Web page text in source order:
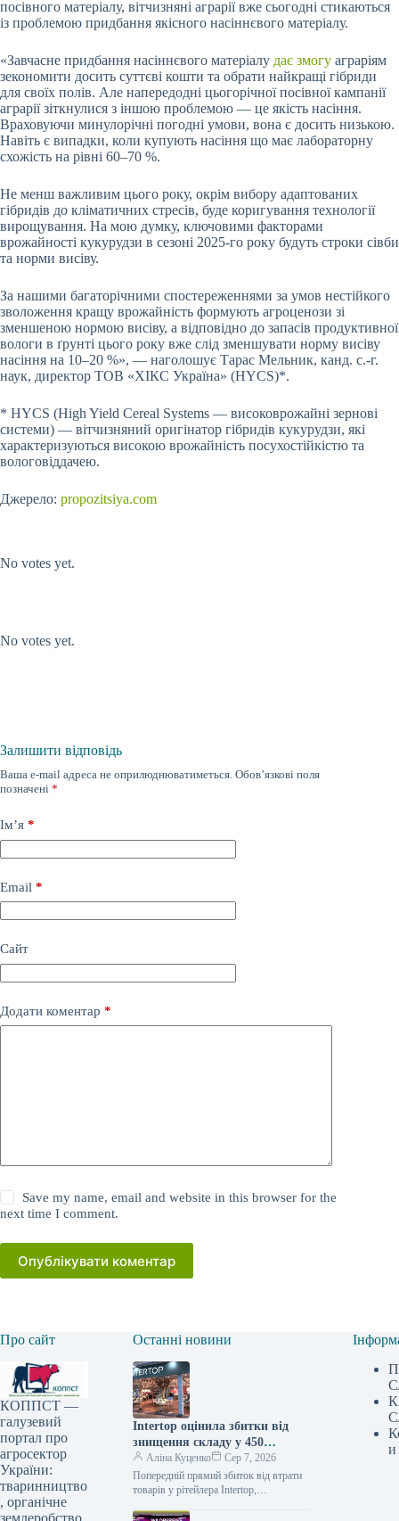
посівного матеріалу, вітчизняні аграрії вже сьогодні стикаються
із проблемою придбання якісного насіннєвого матеріалу.
«Завчасне придбання насіннєвого матеріалу дає змогу аграріям
зекономити досить суттєві кошти та обрати найкращі гібриди
для своїх полів. Але напередодні цьогорічної посівної кампанії
аграрії зіткнулися з іншою проблемою — це якість насіння.
Враховуючи минулорічні погодні умови, вона є досить низькою.
Навіть є випадки, коли купують насіння що має лабораторну
схожість на рівні 60–70 %.
Не менш важливим цього року, окрім вибору адаптованих
гібридів до кліматичних стресів, буде коригування технології
вирощування. На мою думку, ключовими факторами
врожайності кукурудзи в сезоні 2025-го року будуть строки сівби
та норми висіву.
За нашими багаторічними спостереженнями за умов нестійкого
зволоження кращу врожайність формують агроценози зі
зменшеною нормою висіву, а відповідно до запасів продуктивної
вологи в ґрунті цього року вже слід зменшувати норму висіву
насіння на 10–20 %», — наголошує Тарас Мельник, канд. с.-г.
наук, директор ТОВ «ХІКС Україна» (HYCS)*.
* HYCS (High Yield Cereal Systems — високоврожайні зернові
системи) — вітчизняний оригінатор гібридів кукурудзи, які
характеризуються високою врожайність посухостійкістю та
вологовіддачею.
Джерело: propozitsiya.com
No votes yet.
No votes yet.
Залишити відповідь
Ваша e-mail адреса не оприлюднюватиметься. Обов’язкові поля
позначені *
Ім’я *
Email *
Сайт
Додати коментар *
Save my name, email and website in this browser for the
next time I comment.
Опублікувати коментар
Про сайт
КОППСТ —
галузевий
портал про
агросектор
України:
тваринництво
, органічне
Останні новини
Intertop оцінила збитки від
знищення складу у 450
мільйонів гривень
Аліна Куценко
Сер 7, 2026
Попередній прямий збиток від втрати
товарів у рітейлера Intertop,
логістичного центру внаслідок
и